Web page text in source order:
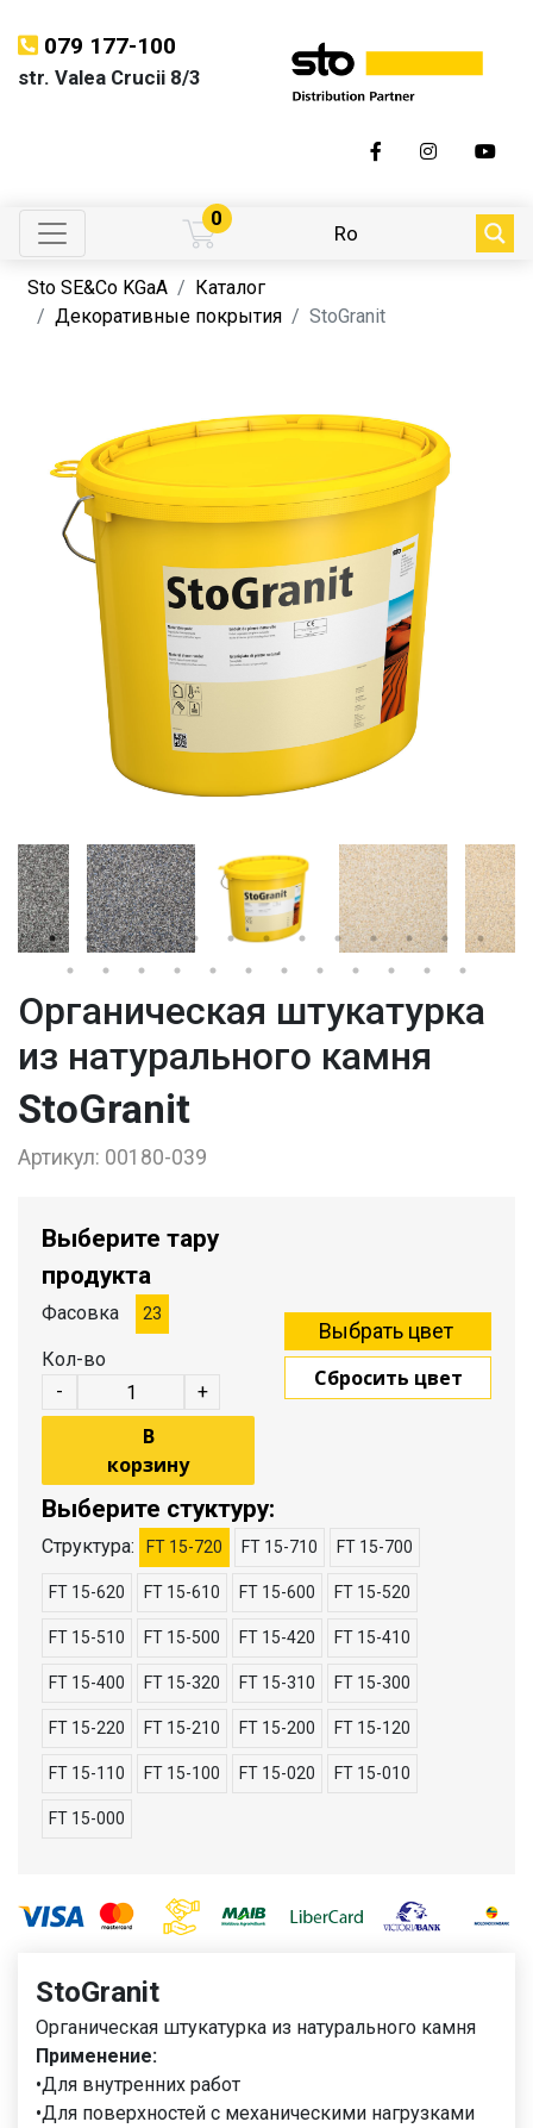
079 177-100
str. Valea Crucii 8/3
0
Ro
Sto SE&Co KGaA
Каталог
Декоративные покрытия
StoGranit
Органическая штукатурка
из натурального камня
StoGranit
Артикул: 00180-039
Выберите тару
продукта
Фасовка 23
Кол-во
-
+
В
корзину
Сбросить цвет
Выберите стуктуру:
Структура: FT 15-720 FT 15-710 FT 15-700
FT 15-620 FT 15-610 FT 15-600 FT 15-520
FT 15-510 FT 15-500 FT 15-420 FT 15-410
FT 15-400 FT 15-320 FT 15-310 FT 15-300
FT 15-220 FT 15-210 FT 15-200 FT 15-120
FT 15-110 FT 15-100 FT 15-020 FT 15-010
FT 15-000
StoGranit
Органическая штукатурка из натурального камня
Применение:
•Для внутренних работ
•Для поверхностей с механическими нагрузками